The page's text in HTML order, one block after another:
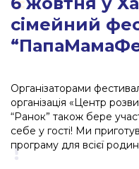
“ПапаМамаФест”
сімейний
Організаторами
організація «Центр
“Ранок” також бере
себе у гості! Ми
програму для всієї